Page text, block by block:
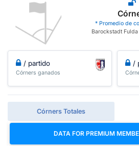
* Promedio de
Barockstadt
/ partido
Córners ganados
/
Córners Totales
DATA FOR PREMIUM